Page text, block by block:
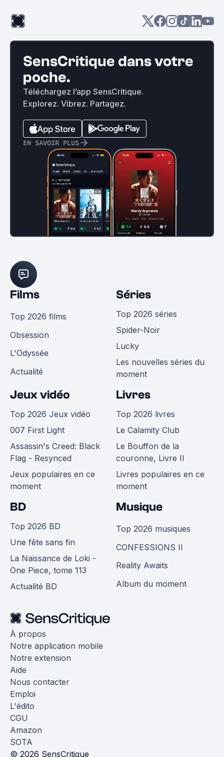
SensCritique dans votre
poche.
Téléchargez l’app SensCritique.
Explorez. Vibrez. Partagez.
EN SAVOIR PLUS
Films
Top 2026 films
Obsession
L'Odyssée
Actualité
Séries
Top 2026 séries
Spider-Noir
Lucky
Les nouvelles séries du
moment
Jeux vidéo
Top 2026 Jeux vidéo
007 First Light
Assassin's Creed: Black
Flag - Resynced
Jeux populaires en ce
moment
Livres
Top 2026 livres
Le Calamity Club
Le Bouffon de la
couronne, Livre II
Livres populaires en ce
moment
BD
Top 2026 BD
Une fête sans fin
La Naissance de Loki -
One Piece, tome 113
Actualité BD
Musique
Top 2026 musiques
CONFESSIONS II
Reality Awaits
Album du moment
À propos
Notre application mobile
Notre extension
Aide
Nous contacter
Emploi
L'édito
CGU
Amazon
SOTA
© 2026 SensCritique